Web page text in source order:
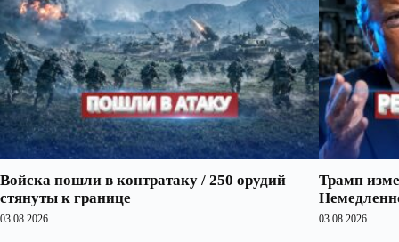
Войска пошли в контратаку / 250 орудий
стянуты к границе
03.08.2026
Трамп
03.08.2026